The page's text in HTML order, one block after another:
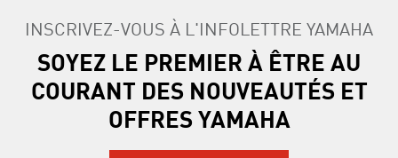
INSCRIVEZ-VOUS À L'INFOLETTRE YAMAHA
SOYEZ LE PREMIER À ÊTRE AU
COURANT DES NOUVEAUTÉS ET
OFFRES YAMAHA